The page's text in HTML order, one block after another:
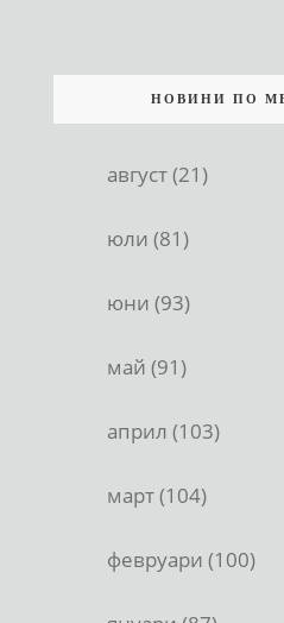
НОВИНИ ПО
август (21)
юли (81)
юни (93)
май (91)
април (103)
март (104)
февруари (100)